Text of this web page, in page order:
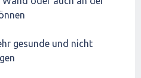
gesunde und nicht